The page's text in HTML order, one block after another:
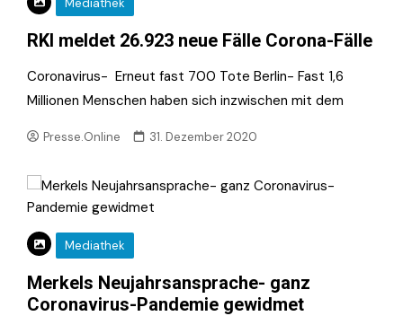
Mediathek
RKI meldet 26.923 neue Fälle Corona-Fälle
Coronavirus- Erneut fast 700 Tote Berlin- Fast 1,6
Millionen Menschen haben sich inzwischen mit dem
Presse.Online 31. Dezember 2020
Mediathek
Merkels Neujahrsansprache- ganz
Coronavirus-Pandemie gewidmet